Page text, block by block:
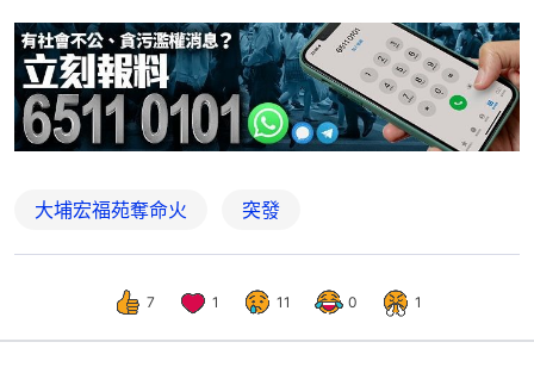
大埔宏福苑奪命火 突發
7 1 11 0 1